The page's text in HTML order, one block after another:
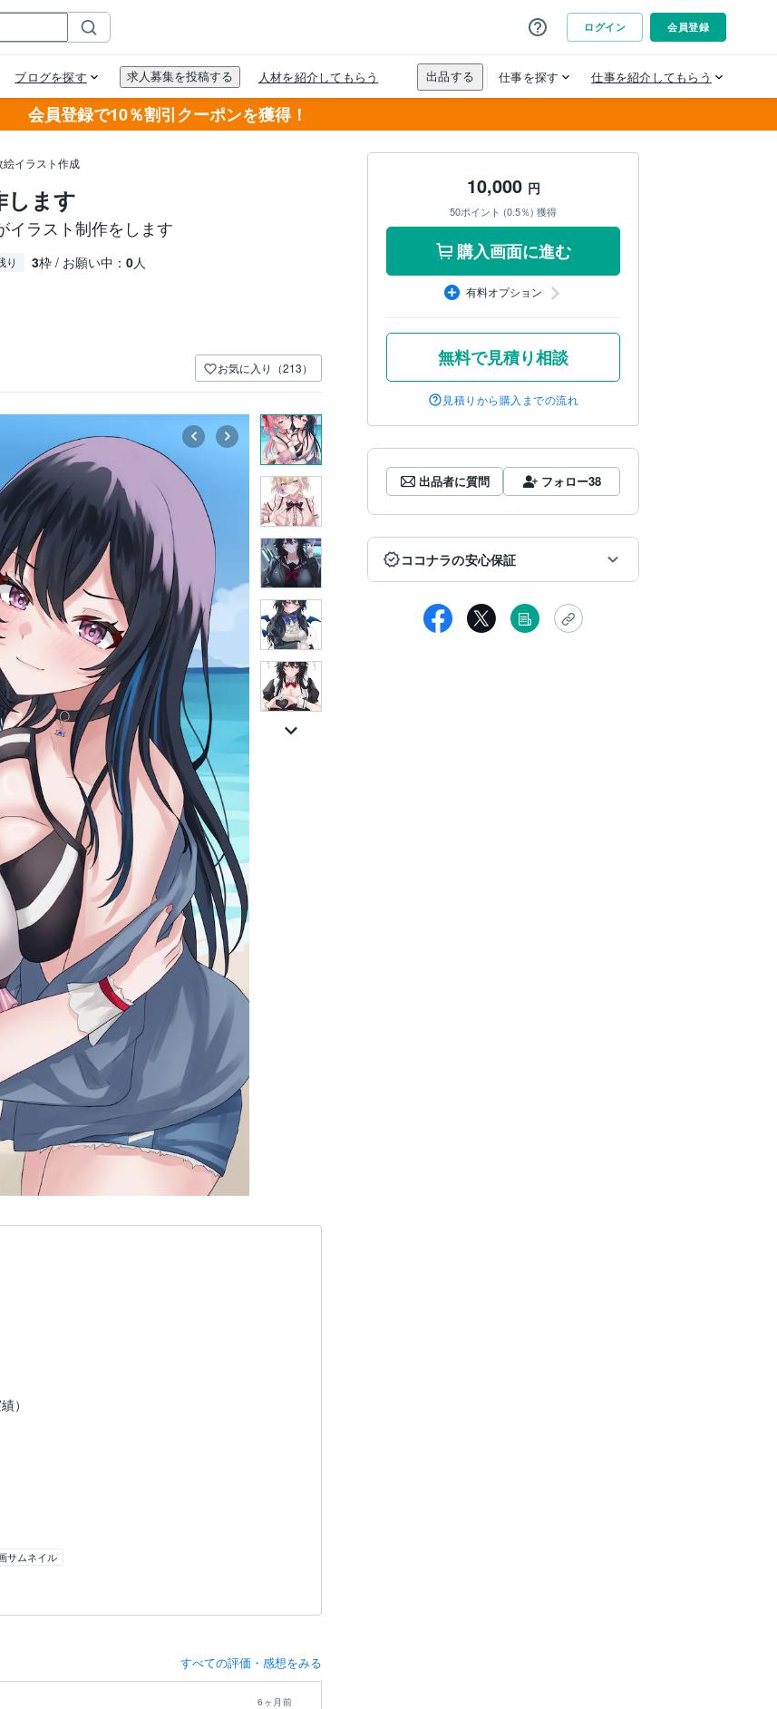
会員登録で10％割引クーポンを獲得！
絵イラスト作成
します
イラスト制作をします
り 3枠 / お願い中： 0人
お気に入り（213）
）
サムネイル
すべての評価・感想をみる
6ヶ月前
10,000 円
50ポイント (0.5％) 獲得
購入画面に進む
有料オプション
無料で見積り相談
見積りから購入までの流れ
出品者に質問 フォロー38
ココナラの安心保証